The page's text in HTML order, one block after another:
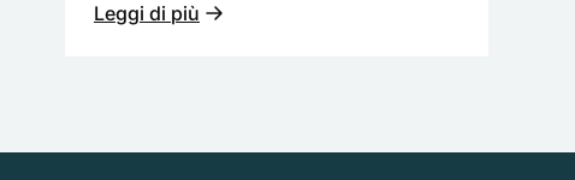
Leggi di più